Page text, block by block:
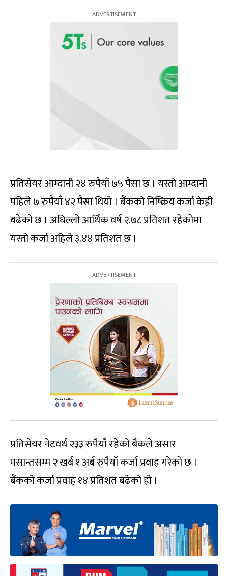
प्रतिसेयर आम्दानी २४ रुपैयाँ ७५ पैसा छ । यस्तो आम्दानी
पहिले ७ रुपैयाँ ४२ पैसा थियो । बैंकको निष्क्रिय कर्जा केही
बढेको छ । अघिल्लो आर्थिक वर्ष २.७८ प्रतिशत रहेकोमा
यस्तो कर्जा अहिले ३.४४ प्रतिशत छ ।
प्रतिसेयर नेटवर्थ २३३ रुपैयाँ रहेको बैंकले असार
मसान्तसम्म २ खर्ब १ अर्ब रुपैयाँ कर्जा प्रवाह गरेको छ ।
बैंकको कर्जा प्रवाह १४ प्रतिशत बढेको हो ।